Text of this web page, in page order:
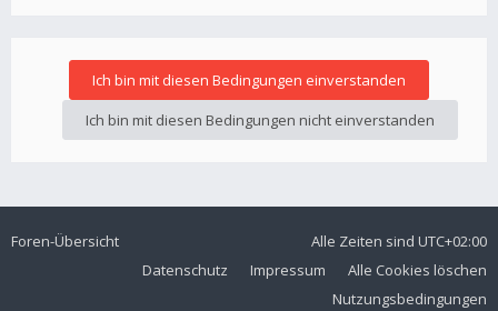
Foren-Übersicht Alle Zeiten sind UTC+02:00
Alle Cookies löschen
Impressum
Datenschutz
Nutzungsbedingungen